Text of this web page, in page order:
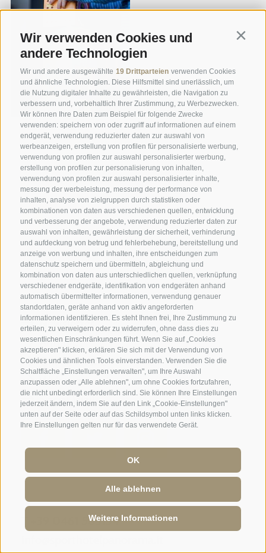
Wir verwenden Cookies und
andere Technologien
Wir und andere ausgewählte 19 Drittparteien verwenden Cookies
und ähnliche Technologien. Diese Hilfsmittel sind unerlässlich, um
die Nutzung digitaler Inhalte zu gewährleisten, die Navigation zu
verbessern und, vorbehaltlich Ihrer Zustimmung, zu Werbezwecken.
Wir können Ihre Daten zum Beispiel für folgende Zwecke
verwenden: speichern von oder zugriff auf informationen auf einem
endgerät, verwendung reduzierter daten zur auswahl von
werbeanzeigen, erstellung von profilen für personalisierte werbung,
verwendung von profilen zur auswahl personalisierter werbung,
erstellung von profilen zur personalisierung von inhalten,
verwendung von profilen zur auswahl personalisierter inhalte,
messung der werbeleistung, messung der performance von
inhalten, analyse von zielgruppen durch statistiken oder
kombinationen von daten aus verschiedenen quellen, entwicklung
und verbesserung der angebote, verwendung reduzierter daten zur
auswahl von inhalten, gewährleistung der sicherheit, verhinderung
und aufdeckung von betrug und fehlerbehebung, bereitstellung und
anzeige von werbung und inhalten, ihre entscheidungen zum
datenschutz speichern und übermitteln, abgleichung und
kombination von daten aus unterschiedlichen quellen, verknüpfung
verschiedener endgeräte, identifikation von endgeräten anhand
automatisch übermittelter informationen, verwendung genauer
standortdaten, geräte anhand von aktiv angeforderten
informationen identifizieren. Es steht Ihnen frei, Ihre Zustimmung zu
erteilen, zu verweigern oder zu widerrufen, ohne dass dies zu
wesentlichen Einschränkungen führt. Wenn Sie auf „Cookies
akzeptieren" klicken, erklären Sie sich mit der Verwendung von
Cookies und ähnlichen Tools einverstanden. Verwenden Sie die
Schaltfläche „Einstellungen verwalten", um Ihre Auswahl
anzupassen oder „Alle ablehnen", um ohne Cookies fortzufahren,
die nicht unbedingt erforderlich sind. Sie können Ihre Einstellungen
jederzeit ändern, indem Sie auf den Link „Cookie-Einstellungen"
unten auf der Seite oder auf das Schildsymbol unten links klicken.
Ihre Einstellungen gelten nur für das verwendete Gerät.
OK
Alle ablehnen
Weitere Informationen
SPORTHOTEL PANORAMA
Fai della Paganella
T +39 0461 583134
Ein Wochenende der Entspannung
und herzlichen Gastfreundschaft:
ausgezeichnetes Zimmer ...
Tripadvisor - Giovelli
Newsletter
Anfrage
Online Buchen
Webcam
Social Wall